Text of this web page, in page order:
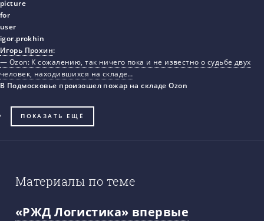
Игорь Прохин:
— Ozon: К сожалению, так ничего пока и не известно о судьбе двух
человек, находившихся на складе…
В Подмосковье произошел пожар на складе Ozon
ПОКАЗАТЬ ЕЩЁ
Материалы по теме
«РЖД Логистика» впервые